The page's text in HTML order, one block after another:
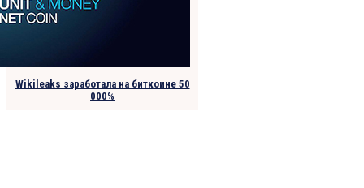
Wikileaks заработала на биткоине 50
000%